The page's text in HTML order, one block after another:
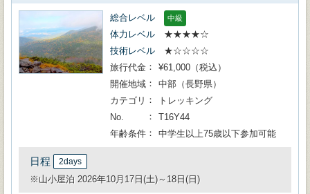
総合レベル 中級
体力レベル
★★★★☆
技術レベル
★☆☆☆☆
旅行代金
¥61,000（税込）
開催地域
中部（長野県）
カテゴリ
トレッキング
No.
T16Y44
年齢条件
中学生以上75歳以下参加可能
日程 2days
※山小屋泊 2026年10月17日(土)～18日(日)